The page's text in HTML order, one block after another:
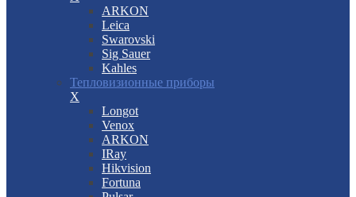
ARKON
Leica
Swarovski
Sig Sauer
Kahles
Тепловизионные приборы
X
Longot
Venox
ARKON
IRay
Hikvision
Fortuna